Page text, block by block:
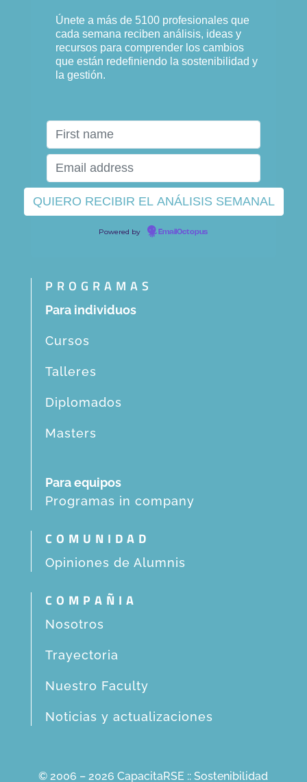
Únete a más de 5100 profesionales que
cada semana reciben análisis, ideas y
recursos para comprender los cambios
que están redefiniendo la sostenibilidad y
la gestión.
Powered by EmailOctopus
PROGRAMAS
Para individuos
Cursos
Talleres
Diplomados
Masters
Para equipos
Programas in company
COMUNIDAD
Opiniones de Alumnis
COMPAÑIA
Nosotros
Trayectoria
Nuestro Faculty
Noticias y actualizaciones
© 2006 – 2026 CapacitaRSE :: Sostenibilidad